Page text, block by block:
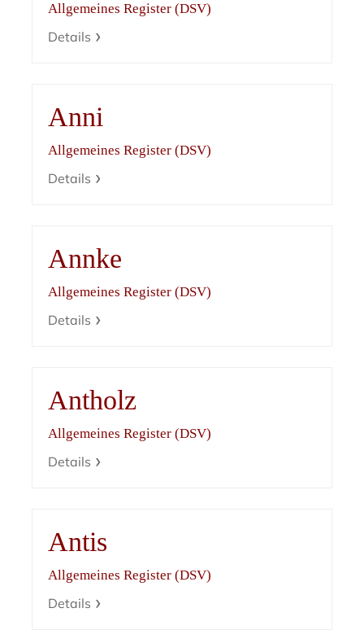
Allgemeines Register (DSV)
Details
Anni
Allgemeines Register (DSV)
Details
Annke
Allgemeines Register (DSV)
Details
Antholz
Allgemeines Register (DSV)
Details
Antis
Allgemeines Register (DSV)
Details